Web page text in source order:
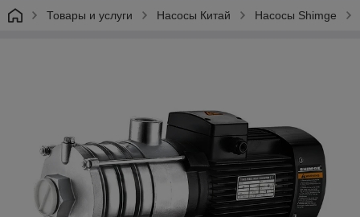
Товары и услуги Насосы Китай Насосы Shimge